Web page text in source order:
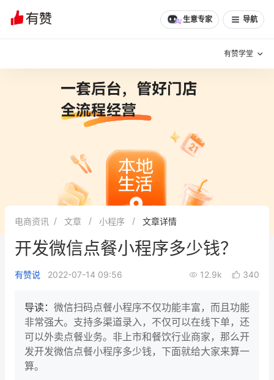
生意专家 导航
有赞学堂
增长方法
有赞专家说
新零售最佳实践
面对面聊增长
AllValue 战略合作
增长产品指南
智库
电商资讯 文章 小程序 文章详情
开发微信点餐小程序多少钱？
有赞说 2022-07-14 09:56 12.9k 340
导读： 微信扫码点餐小程序不仅功能丰富，而且功能
非常强大。支持多渠道录入，不仅可以在线下单，还
可以外卖点餐业务。非上市和餐饮行业商家，那么开
发开发微信点餐小程序多少钱，下面就给大家来算一
算。